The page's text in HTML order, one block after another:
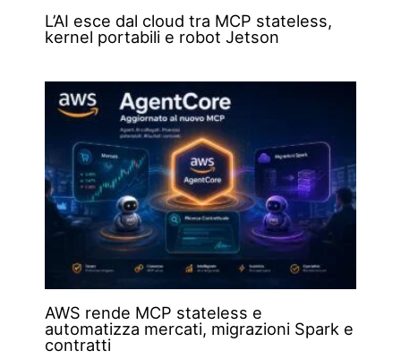
L’AI esce dal cloud tra MCP stateless,
kernel portabili e robot Jetson
AWS rende MCP stateless e
automatizza mercati, migrazioni Spark e
contratti